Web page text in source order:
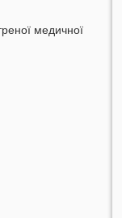
медичної